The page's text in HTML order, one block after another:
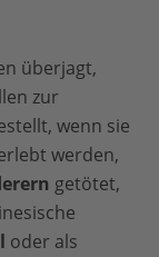
überjagt,
zur
wenn sie
werden,
getötet,
oder als